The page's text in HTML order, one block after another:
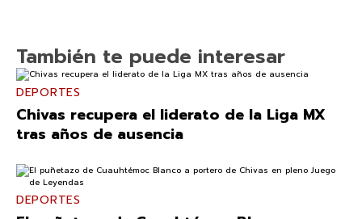
También te puede interesar
DEPORTES
Chivas recupera el liderato de la Liga MX
tras años de ausencia
DEPORTES